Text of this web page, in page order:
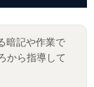
暗記や作業で
から指導して